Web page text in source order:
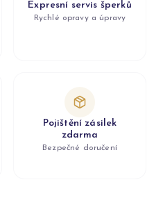
Expresní servis šperků
Rychlé opravy a úpravy
Pojištění zásilek
zdarma
Bezpečné doručení